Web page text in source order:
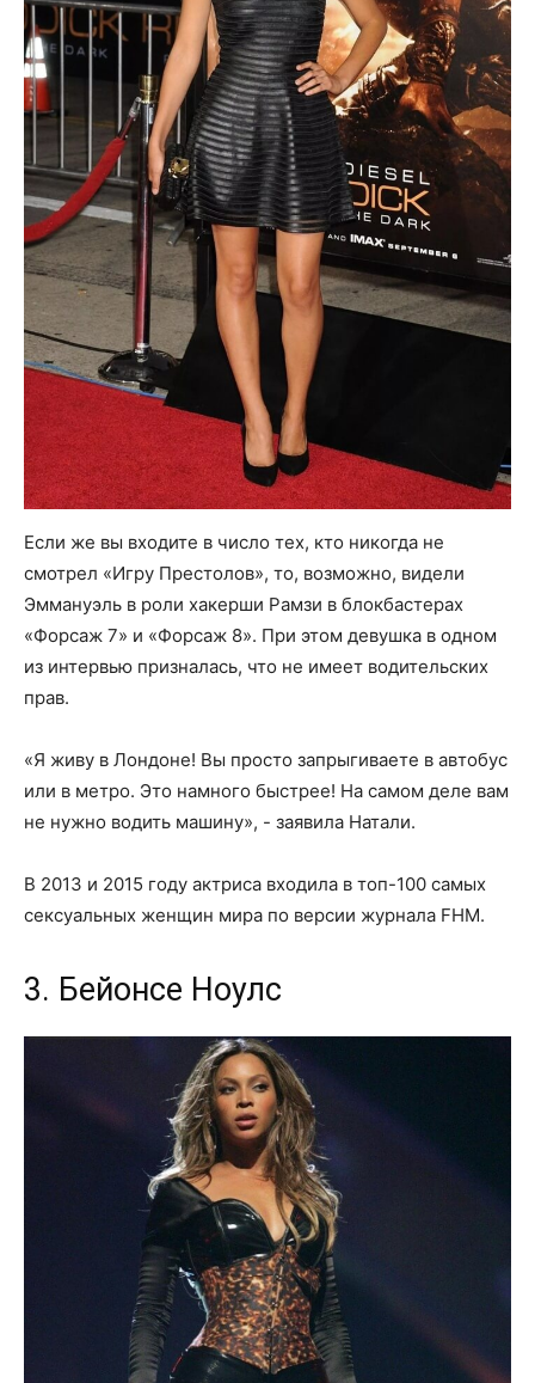
Если же вы входите в число тех, кто никогда не
смотрел «Игру Престолов», то, возможно, видели
Эммануэль в роли хакерши Рамзи в блокбастерах
«Форсаж 7» и «Форсаж 8». При этом девушка в одном
из интервью призналась, что не имеет водительских
прав.
«Я живу в Лондоне! Вы просто запрыгиваете в автобус
или в метро. Это намного быстрее! На самом деле вам
не нужно водить машину», - заявила Натали.
В 2013 и 2015 году актриса входила в топ-100 самых
сексуальных женщин мира по версии журнала FHM.
3. Бейонсе Ноулс